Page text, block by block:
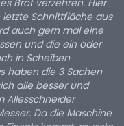
Brot verzehren. Hier
Schnittfläche aus
auch gern mal eine
und die ein oder
in Scheiben
haben die 3 Sachen
alle besser und
Allesschneider
Da die Maschine